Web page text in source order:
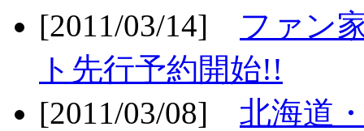
[2011/03/14] ファン
ト先行予約開始!!
[2011/03/08] 北海道